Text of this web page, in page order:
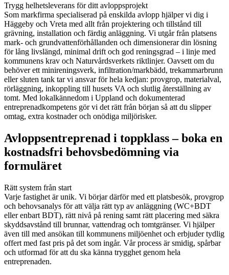
Trygg helhetsleverans för ditt avloppsprojekt
Som markfirma specialiserad på enskilda avlopp hjälper vi dig i
Häggeby och Vreta med allt från projektering och tillstånd till
grävning, installation och färdig anläggning. Vi utgår från platsens
mark- och grundvattenförhållanden och dimensionerar din lösning
för lång livslängd, minimal drift och god reningsgrad – i linje med
kommunens krav och Naturvårdsverkets riktlinjer. Oavsett om du
behöver ett minireningsverk, infiltration/markbädd, trekammarbrunn
eller sluten tank tar vi ansvar för hela kedjan: provgrop, materialval,
rörläggning, inkoppling till husets VA och slutlig återställning av
tomt. Med lokalkännedom i Uppland och dokumenterad
entreprenadkompetens gör vi det rätt från början så att du slipper
omtag, extra kostnader och onödiga miljörisker.
Avloppsentreprenad i toppklass – boka en
kostnadsfri behovsbedömning via
formuläret
Rätt system från start
Varje fastighet är unik. Vi börjar därför med ett platsbesök, provgrop
och behovsanalys för att välja rätt typ av anläggning (WC+BDT
eller enbart BDT), rätt nivå på rening samt rätt placering med säkra
skyddsavstånd till brunnar, vattendrag och tomtgränser. Vi hjälper
även till med ansökan till kommunens miljöenhet och erbjuder tydlig
offert med fast pris på det som ingår. Vår process är smidig, spårbar
och utformad för att du ska känna trygghet genom hela
entreprenaden.